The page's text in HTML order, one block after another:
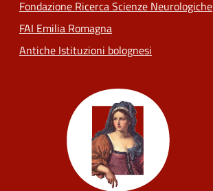
Fondazione Ricerca Scienze Neurologiche
FAI Emilia Romagna
Antiche Istituzioni bolognesi